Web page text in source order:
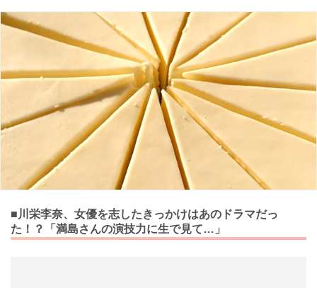
■川栄李奈、女優を志したきっかけはあのドラマだっ
た！？「満島さんの演技力に生で見て…」